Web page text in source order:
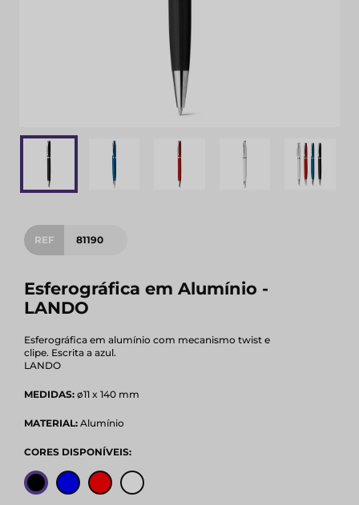
REF 81190
Esferográfica em Alumínio -
LANDO
Esferográfica em alumínio com mecanismo twist e
clipe. Escrita a azul.
LANDO
MEDIDAS: ø11 x 140 mm
MATERIAL: Alumínio
CORES DISPONÍVEIS: